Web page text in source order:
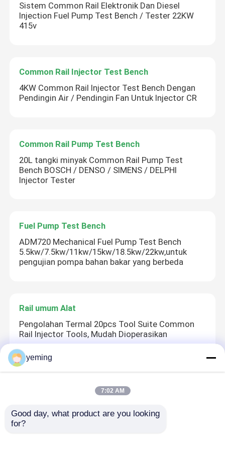
Sistem Common Rail Elektronik Dan Diesel
Injection Fuel Pump Test Bench / Tester 22KW
415v
Common Rail Injector Test Bench
4KW Common Rail Injector Test Bench Dengan
Pendingin Air / Pendingin Fan Untuk Injector CR
Common Rail Pump Test Bench
20L tangki minyak Common Rail Pump Test
Bench BOSCH / DENSO / SIMENS / DELPHI
Injector Tester
Fuel Pump Test Bench
ADM720 Mechanical Fuel Pump Test Bench
5.5kw/7.5kw/11kw/15kw/18.5kw/22kw,untuk
pengujian pompa bahan bakar yang berbeda
Rail umum Alat
Pengolahan Termal 20pcs Tool Suite Common
Rail Injector Tools, Mudah Dioperasikan
Tipe T Klep Pengiriman Bahan Bakar VE Bagian
yeming
7:02 AM
Good day, what product are you looking
for?